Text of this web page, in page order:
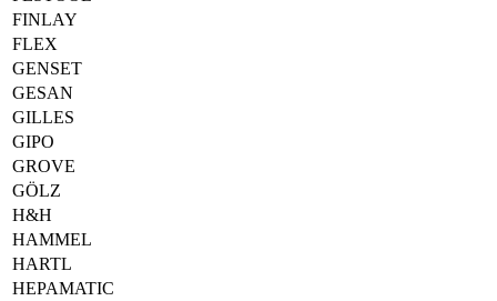
FINLAY
FLEX
GENSET
GESAN
GILLES
GIPO
GROVE
GÖLZ
H&H
HAMMEL
HARTL
HEPAMATIC